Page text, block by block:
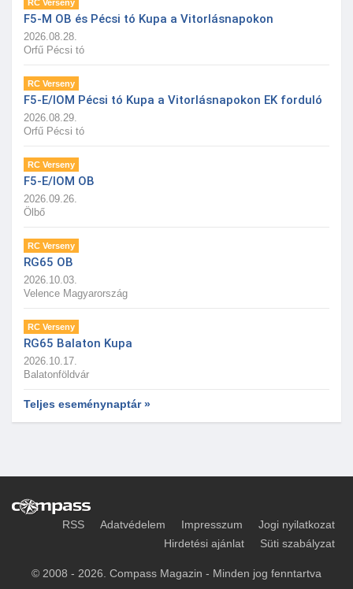
RC Verseny
F5-M OB és Pécsi tó Kupa a Vitorlásnapokon
2026.08.28.
Orfű Pécsi tó
RC Verseny
F5-E/IOM Pécsi tó Kupa a Vitorlásnapokon EK forduló
2026.08.29.
Orfű Pécsi tó
RC Verseny
F5-E/IOM OB
2026.09.26.
Ölbő
RC Verseny
RG65 OB
2026.10.03.
Velence Magyarország
RC Verseny
RG65 Balaton Kupa
2026.10.17.
Balatonföldvár
Teljes eseménynaptár »
RSS Adatvédelem Impresszum
Jogi nyilatkozat
Hirdetési ajánlat
Süti szabályzat
© 2008 - 2026. Compass Magazin - Minden jog fenntartva